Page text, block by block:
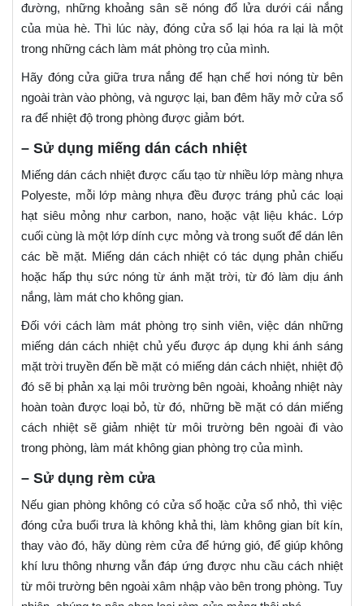
đường, những khoảng sân sẽ nóng đổ lửa dưới cái nắng
của mùa hè. Thì lúc này, đóng cửa sổ lại hóa ra lại là một
trong những cách làm mát phòng trọ của mình.
Hãy đóng cửa giữa trưa nắng để hạn chế hơi nóng từ bên
ngoài tràn vào phòng, và ngược lại, ban đêm hãy mở cửa sổ
ra để nhiệt độ trong phòng được giảm bớt.
– Sử dụng miếng dán cách nhiệt
Miếng dán cách nhiệt được cấu tạo từ nhiều lớp màng nhựa
Polyeste, mỗi lớp màng nhựa đều được tráng phủ các loại
hạt siêu mỏng như carbon, nano, hoặc vật liệu khác. Lớp
cuối cùng là một lớp dính cực mỏng và trong suốt để dán lên
các bề mặt. Miếng dán cách nhiệt có tác dụng phản chiếu
hoặc hấp thụ sức nóng từ ánh mặt trời, từ đó làm dịu ánh
nắng, làm mát cho không gian.
Đối với cách làm mát phòng trọ sinh viên, việc dán những
miếng dán cách nhiệt chủ yếu được áp dụng khi ánh sáng
mặt trời truyền đến bề mặt có miếng dán cách nhiệt, nhiệt độ
đó sẽ bị phản xạ lại môi trường bên ngoài, khoảng nhiệt này
hoàn toàn được loại bỏ, từ đó, những bề mặt có dán miếng
cách nhiệt sẽ giảm nhiệt từ môi trường bên ngoài đi vào
trong phòng, làm mát không gian phòng trọ của mình.
– Sử dụng rèm cửa
Nếu gian phòng không có cửa sổ hoặc cửa sổ nhỏ, thì việc
đóng cửa buổi trưa là không khả thi, làm không gian bít kín,
thay vào đó, hãy dùng rèm cửa để hứng gió, để giúp không
khí lưu thông nhưng vẫn đáp ứng được nhu cầu cách nhiệt
từ môi trường bên ngoài xâm nhập vào bên trong phòng. Tuy